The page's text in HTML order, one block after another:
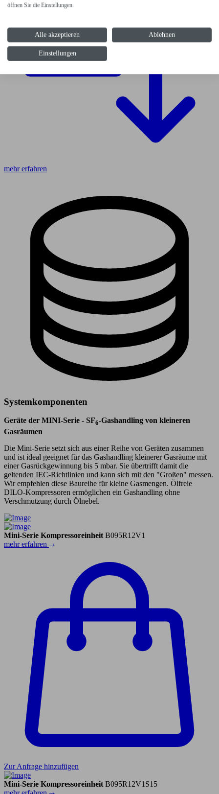
mehr erfahren
Systemkomponenten
Geräte der MINI-Serie - SF6-Gashandling von kleineren
Gasräumen
Die Mini-Serie setzt sich aus einer Reihe von Geräten zusammen
und ist ideal geeignet für das Gashandling kleinerer Gasräume mit
einer Gasrückgewinnung bis 5 mbar. Sie übertrifft damit die
geltenden IEC-Richtlinien und kann sich mit den "Großen" messen.
Wir empfehlen diese Baureihe für kleine Gasmengen. Ölfreie
DILO-Kompressoren ermöglichen ein Gashandling ohne
Verschmutzung durch Ölnebel.
Mini-Serie Kompressoreinheit B095R12V1
mehr erfahren
Zur Anfrage hinzufügen
Mini-Serie Kompressoreinheit B095R12V1S15
öffnen Sie die Einstellungen.
Alle akzeptieren Ablehnen
Einstellungen